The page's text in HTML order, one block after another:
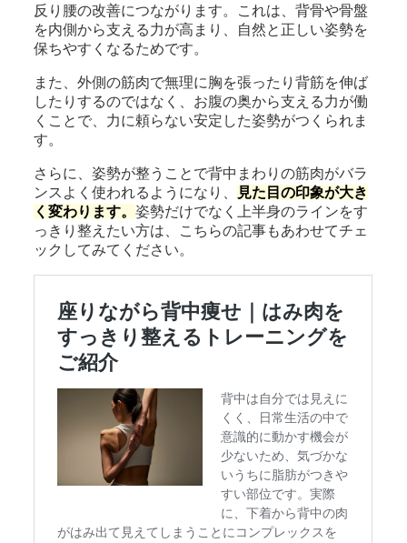
反り腰の改善につながります。これは、背骨や骨盤
を内側から支える力が高まり、自然と正しい姿勢を
保ちやすくなるためです。
また、外側の筋肉で無理に胸を張ったり背筋を伸ば
したりするのではなく、お腹の奥から支える力が働
くことで、力に頼らない安定した姿勢がつくられま
す。
さらに、姿勢が整うことで背中まわりの筋肉がバラ
ンスよく使われるようになり、
見た目の印象が大き
く変わります。姿勢だけでなく上半身のラインをす
っきり整えたい方は、こちらの記事もあわせてチェ
ックしてみてください。